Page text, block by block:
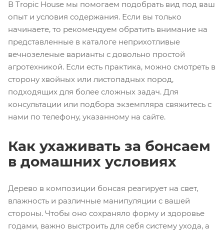
В Tropic House мы помогаем подобрать вид под ваш
опыт и условия содержания. Если вы только
начинаете, то рекомендуем обратить внимание на
представленные в каталоге неприхотливые
вечнозеленые варианты с довольно простой
агротехникой. Если есть практика, можно смотреть в
сторону хвойных или листопадных пород,
подходящих для более сложных задач. Для
консультации или подбора экземпляра свяжитесь с
нами по телефону, указанному на сайте.
Как ухаживать за бонсаем
в домашних условиях
Дерево в композиции бонсая реагирует на свет,
влажность и различные манипуляции с вашей
стороны. Чтобы оно сохраняло форму и здоровье
годами, важно выстроить для себя систему ухода, а